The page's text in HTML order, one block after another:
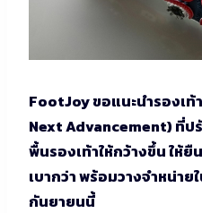
FootJoy ขอแนะนำรองเท้
Next Advancement) ที่ป
พื้นรองเท้าให้กว้างขึ้น ให้
เบากว่า พร้อมวางจำหน่าย
กันยายนนี้